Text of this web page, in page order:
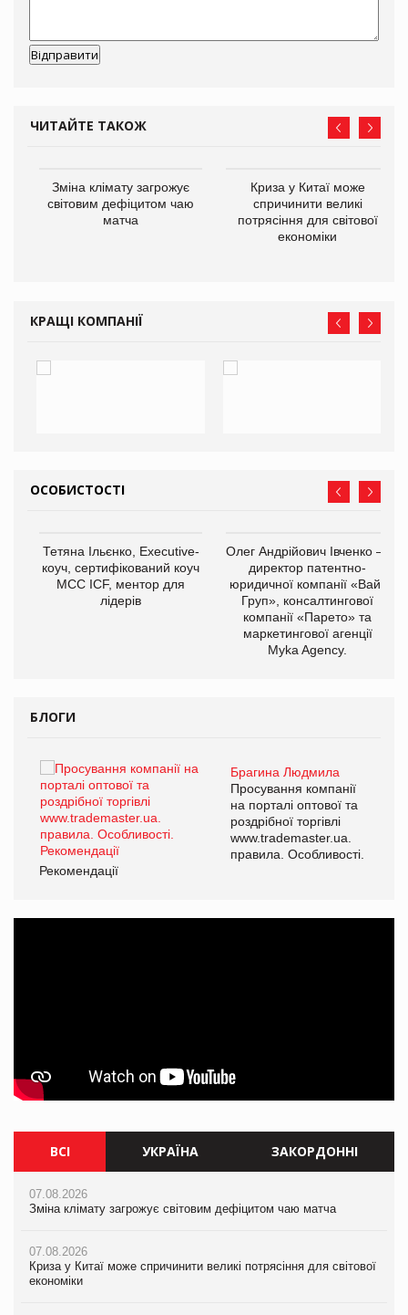
ЧИТАЙТЕ ТАКОЖ
Зміна клімату загрожує
світовим дефіцитом чаю
матча
Криза у Китаї може
спричинити великі
потрясіння для світової
економіки
КРАЩІ КОМПАНІЇ
ОСОБИСТОСТІ
Тетяна Ільєнко, Executive-
коуч, сертифікований коуч
МСС ICF, ментор для
лідерів
Олег Андрійович Івченко —
директор патентно-
юридичної компанії «Вайз
Груп», консалтингової
компанії «Парето» та
маркетингової агенції
Myka Agency.
БЛОГИ
Брагина Людмила
Просування компанії
на порталі оптової та
роздрібної торгівлі
www.trademaster.ua.
правила. Особливості.
Рекомендації
ВСІ УКРАЇНА ЗАКОРДОННІ
07.08.2026
Зміна клімату загрожує світовим дефіцитом чаю матча
07.08.2026
Криза у Китаї може спричинити великі потрясіння для світової
економіки
07.08.2026
Зміна клімату загрожує світовим дефіцитом чаю матча
07.08.2026
Криза у Китаї може спричинити великі потрясіння для світової
економіки
07.08.2026
Зміна клімату загрожує світовим дефіцитом чаю матча
07.08.2026
Криза у Китаї може спричинити великі потрясіння для світової
економіки